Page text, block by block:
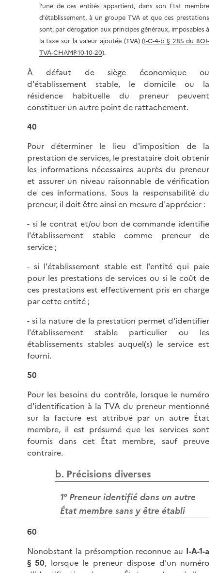
l'une de ces entités appartient, dans son État membre
d'établissement, à un groupe TVA et que ces prestations
sont, par dérogation aux principes généraux, imposables à
la taxe sur la valeur ajoutée (TVA) (I-C-4-b § 285 du BOI-
TVA-CHAMP-10-10-20).
À défaut de siège économique ou
d'établissement stable, le domicile ou la
résidence habituelle du preneur peuvent
constituer un autre point de rattachement.
40
Pour déterminer le lieu d'imposition de la
prestation de services, le prestataire doit obtenir
les informations nécessaires auprès du preneur
et assurer un niveau raisonnable de vérification
de ces informations. Sous la responsabilité du
preneur, il doit être ainsi en mesure d'apprécier :
- si le contrat et/ou bon de commande identifie
l'établissement stable comme preneur de
service ;
- si l'établissement stable est l'entité qui paie
pour les prestations de services ou si le coût de
ces prestations est effectivement pris en charge
par cette entité ;
- si la nature de la prestation permet d'identifier
l'établissement stable particulier ou les
établissements stables auquel(s) le service est
fourni.
50
Pour les besoins du contrôle, lorsque le numéro
d'identification à la TVA du preneur mentionné
sur la facture est attribué par un autre État
membre, il est présumé que les services sont
fournis dans cet État membre, sauf preuve
contraire.
b. Précisions diverses
1° Preneur identifié dans un autre
État membre sans y être établi
60
Nonobstant la présomption reconnue au I-A-1-a
§ 50, lorsque le preneur dispose d'un numéro